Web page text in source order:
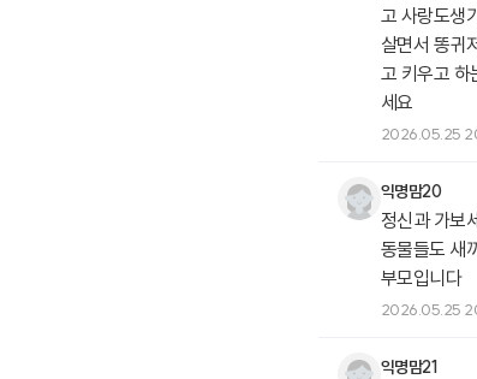
고 사랑도생
살면서 똥귀
고 키우고 하
세요
2026.05.25
익명맘20
정신과 가보
동물들도 새
부모입니다
2026.05.25
익명맘21